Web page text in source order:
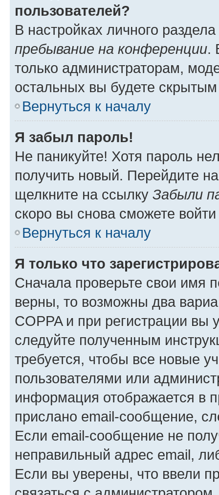
пользователей?
В настройках личного
пребывание на конференции.
только администраторам,
остальных вы будете
Вернуться к началу
Я забыл пароль!
Не паникуйте! Хотя пароль
получить новый. Перейдите
щелкните на ссылку Забыли
скоро вы снова сможете
Вернуться к началу
Я только что
Сначала проверьте свои имя
верны, то возможны два
COPPA и при регистрации вы
следуйте полученным
требуется, чтобы все новые
пользователями или
информация отображается в
прислано email-сообщение,
Если email-сообщение не
неправильный адрес email,
Если вы уверены, что ввели